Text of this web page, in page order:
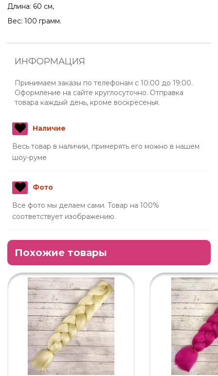
Длина: 60 см,
Вес: 100 грамм.
ИНФОРМАЦИЯ
Принимаем заказы по телефонам с 10:00 до 19:00.
Оформление на сайте круглосуточно. Отправка
товара каждый день, кроме воскресенья.
Наличие
Весь товар в наличии, примерять его можно в нашем
шоу-руме
Фото
Все фото мы делаем сами. Товар на 100%
соответствует изображению.
Похожие товары